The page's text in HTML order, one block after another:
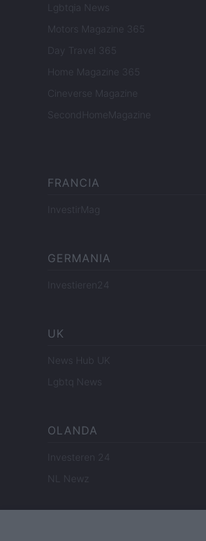
Lgbtqia News
Motors Magazine 365
Day Travel 365
Home Magazine 365
Cineverse Magazine
SecondHomeMagazine
FRANCIA
InvestirMag
GERMANIA
Investieren24
UK
News Hub UK
Lgbtq News
OLANDA
Investeren 24
NL Newz